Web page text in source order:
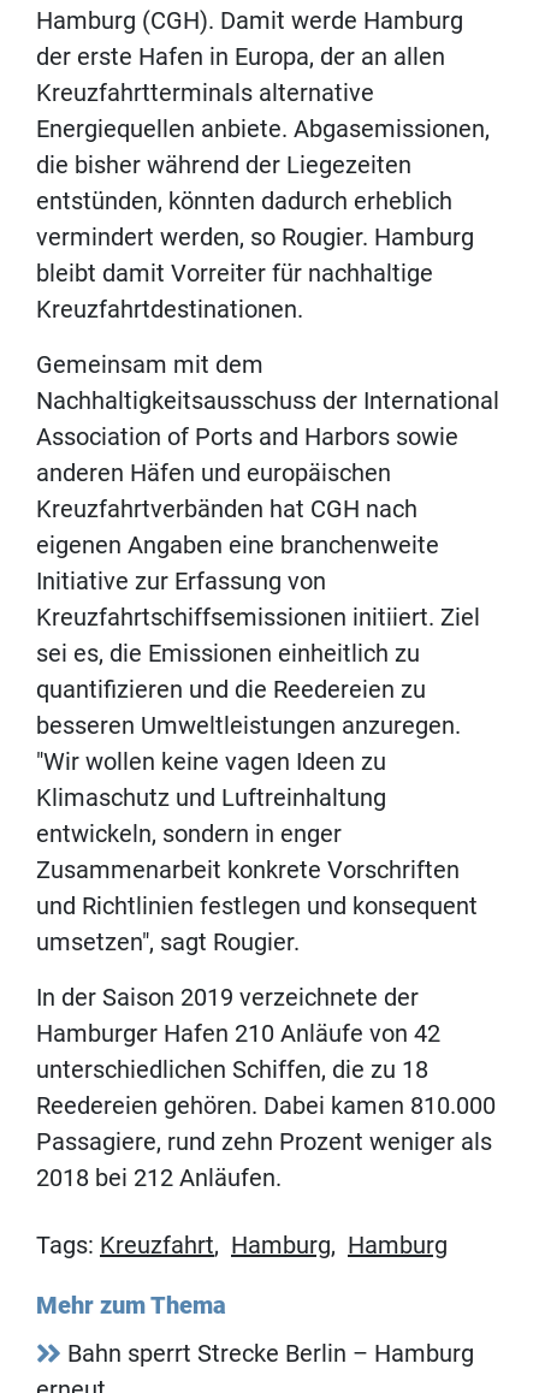
Hamburg (CGH). Damit werde Hamburg
der erste Hafen in Europa, der an allen
Kreuzfahrtterminals alternative
Energiequellen anbiete. Abgasemissionen,
die bisher während der Liegezeiten
entstünden, könnten dadurch erheblich
vermindert werden, so Rougier. Hamburg
bleibt damit Vorreiter für nachhaltige
Kreuzfahrtdestinationen.
Gemeinsam mit dem
Nachhaltigkeitsausschuss der International
Association of Ports and Harbors sowie
anderen Häfen und europäischen
Kreuzfahrtverbänden hat CGH nach
eigenen Angaben eine branchenweite
Initiative zur Erfassung von
Kreuzfahrtschiffsemissionen initiiert. Ziel
sei es, die Emissionen einheitlich zu
quantifizieren und die Reedereien zu
besseren Umweltleistungen anzuregen.
"Wir wollen keine vagen Ideen zu
Klimaschutz und Luftreinhaltung
entwickeln, sondern in enger
Zusammenarbeit konkrete Vorschriften
und Richtlinien festlegen und konsequent
umsetzen", sagt Rougier.
In der Saison 2019 verzeichnete der
Hamburger Hafen 210 Anläufe von 42
unterschiedlichen Schiffen, die zu 18
Reedereien gehören. Dabei kamen 810.000
Passagiere, rund zehn Prozent weniger als
2018 bei 212 Anläufen.
Tags: Kreuzfahrt, Hamburg, Hamburg
Mehr zum Thema
Bahn sperrt Strecke Berlin – Hamburg